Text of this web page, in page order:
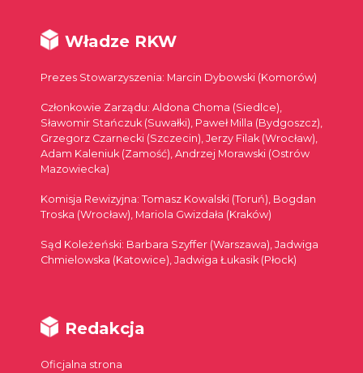
Władze RKW
Prezes Stowarzyszenia: Marcin Dybowski (Komorów)
Członkowie Zarządu: Aldona Choma (Siedlce),
Sławomir Stańczuk (Suwałki), Paweł Milla (Bydgoszcz),
Grzegorz Czarnecki (Szczecin), Jerzy Filak (Wrocław),
Adam Kaleniuk (Zamość), Andrzej Morawski (Ostrów
Mazowiecka)
Komisja Rewizyjna: Tomasz Kowalski (Toruń), Bogdan
Troska (Wrocław), Mariola Gwizdała (Kraków)
Sąd Koleżeński: Barbara Szyffer (Warszawa), Jadwiga
Chmielowska (Katowice), Jadwiga Łukasik (Płock)
Redakcja
Oficjalna strona